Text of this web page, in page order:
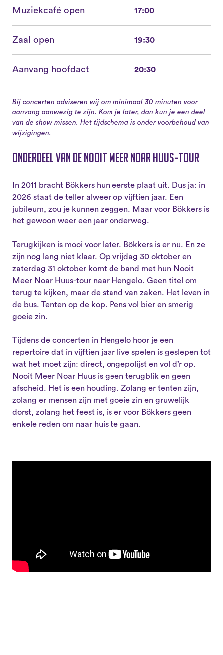
Muziekcafé open 17:00
Zaal open 19:30
Aanvang hoofdact 20:30
Bij concerten adviseren wij om minimaal 30 minuten voor
aanvang aanwezig te zijn. Kom je later, dan kun je een deel
van de show missen. Het tijdschema is onder voorbehoud van
wijzigingen.
Onderdeel van de Nooit Meer Noar Huus-tour
In 2011 bracht Bökkers hun eerste plaat uit. Dus ja: in
2026 staat de teller alweer op vijftien jaar. Een
jubileum, zou je kunnen zeggen. Maar voor Bökkers is
het gewoon weer een jaar onderweg.
Terugkijken is mooi voor later. Bökkers is er nu. En ze
zijn nog lang niet klaar. Op vrijdag 30 oktoberen
zaterdag 31 oktoberkomt de band met hun Nooit
Meer Noar Huus-tour naar Hengelo. Geen titel om
terug te kijken, maar de stand van zaken. Het leven in
de bus. Tenten op de kop. Pens vol bier en smerig
goeie zin.
Tijdens de concerten in Hengelo hoor je een
repertoire dat in vijftien jaar live spelen is geslepen tot
wat het moet zijn: direct, ongepolijst en vol d’r op.
Nooit Meer Noar Huus is geen terugblik en geen
afscheid. Het is een houding. Zolang er tenten zijn,
zolang er mensen zijn met goeie zin en gruwelijk
dorst, zolang het feest is, is er voor Bökkers geen
enkele reden om naar huis te gaan.